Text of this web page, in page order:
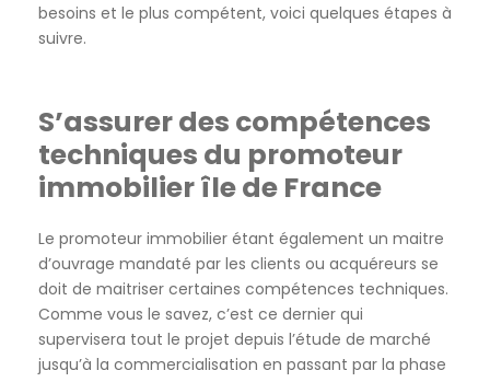
besoins et le plus compétent, voici quelques étapes à
suivre.
S’assurer des compétences
techniques du promoteur
immobilier île de France
Le promoteur immobilier étant également un maitre
d’ouvrage mandaté par les clients ou acquéreurs se
doit de maitriser certaines compétences techniques.
Comme vous le savez, c’est ce dernier qui
supervisera tout le projet depuis l’étude de marché
jusqu’à la commercialisation en passant par la phase